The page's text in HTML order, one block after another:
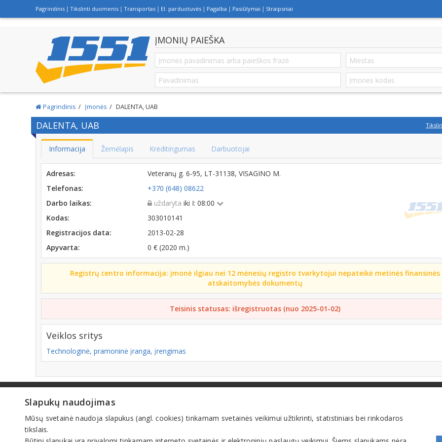
Pagrindinis Tikslinti duomenis Transportas El. parduotuvės Pagalba Pasiūlymai Straipsniai
ĮMONIŲ PAIEŠKA
Pagrindinis Įmonės DALENTA, UAB
DALENTA, UAB
Informacija Žemėlapis Kreditingumas Darbuotojai
Adresas:
Veteranų g. 6-95, LT-31138, VISAGINO M.
Telefonas:
+370 (648) 08622
Darbo laikas:
uždaryta iki I: 08:00
Kodas:
303010141
Registracijos data:
2013-02-28
Apyvarta:
0 € (2020 m.)
Registrų centro informacija: įmonė ilgiau nei 12 mėnesių registro tvarkytojui nepateikė metinės finansinės
atskaitomybės dokumentų
Teisinis statusas: išregistruotas (nuo 2025-01-02)
Veiklos sritys
Technologinė, pramoninė įranga, įrengimas
Slapukų naudojimas
Mūsų svetainė naudoja slapukus (angl. cookies) tinkamam svetainės veikimui užtikrinti, statistiniais bei rinkodaros
tikslais.